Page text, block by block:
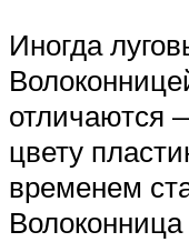
Иногда
отличаются
цвету
временем